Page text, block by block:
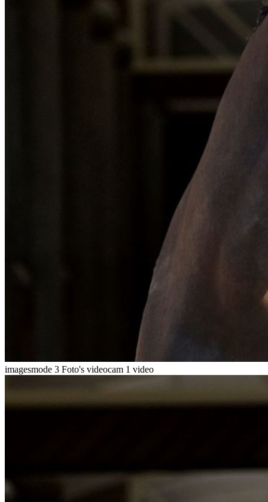
imagesmode 3 Foto's videocam 1 video